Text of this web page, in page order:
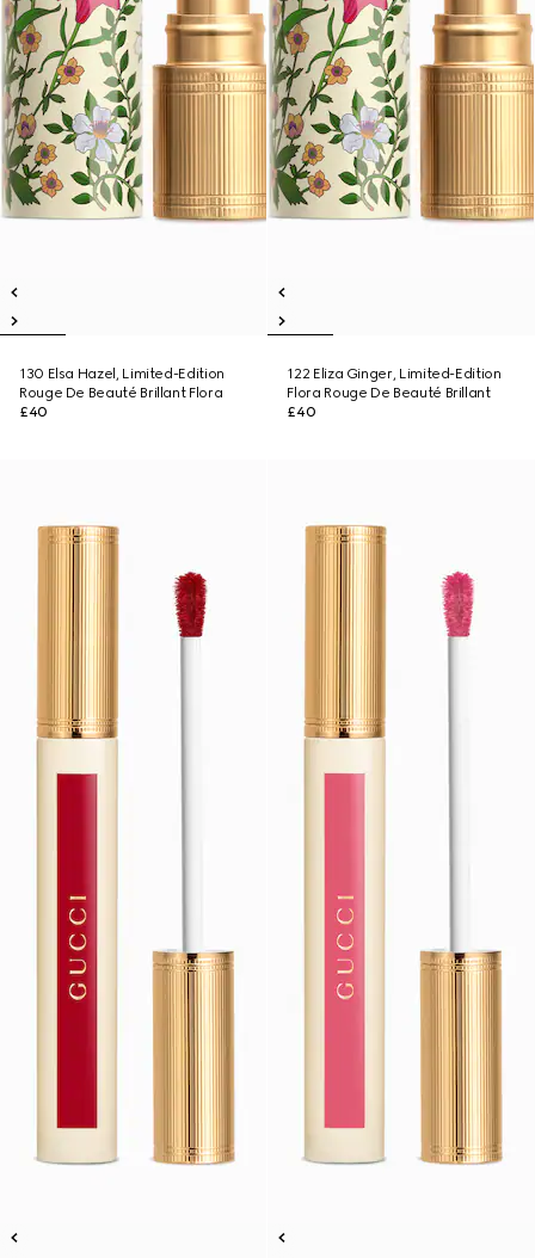
130 Elsa Hazel, Limited-Edition
Rouge De Beauté Brillant Flora
£40
122 Eliza Ginger, Limited-Edition
Flora Rouge De Beauté Brillant
£40